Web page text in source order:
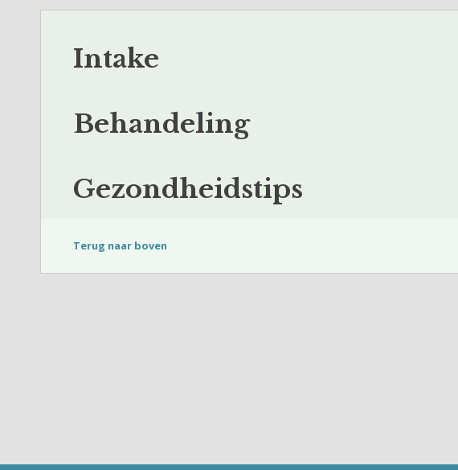
Intake
Behandeling
Gezondheidstips
Terug naar boven